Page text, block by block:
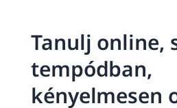
Tanulj online,
tempódban,
kényelmesen